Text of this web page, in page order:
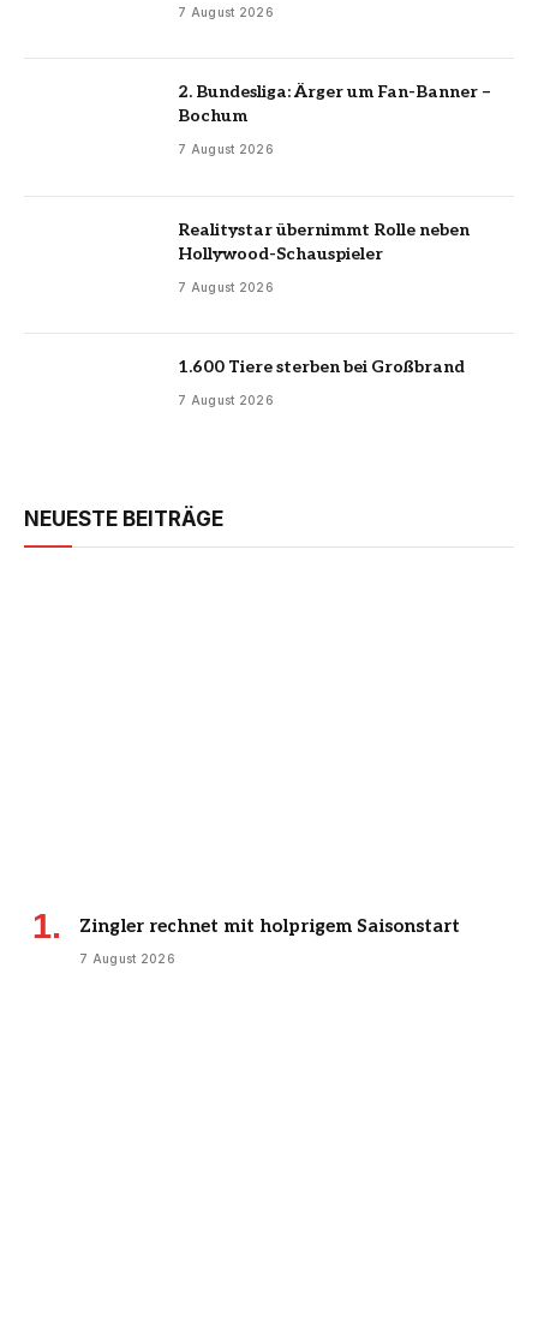
7 August 2026
2. Bundesliga: Ärger um Fan-Banner –
Bochum
7 August 2026
Realitystar übernimmt Rolle neben
Hollywood-Schauspieler
7 August 2026
1.600 Tiere sterben bei Großbrand
7 August 2026
NEUESTE BEITRÄGE
Zingler rechnet mit holprigem Saisonstart
7 August 2026